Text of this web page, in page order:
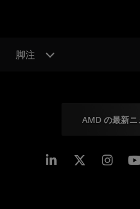
脚注
AMD の最新
Linkedin